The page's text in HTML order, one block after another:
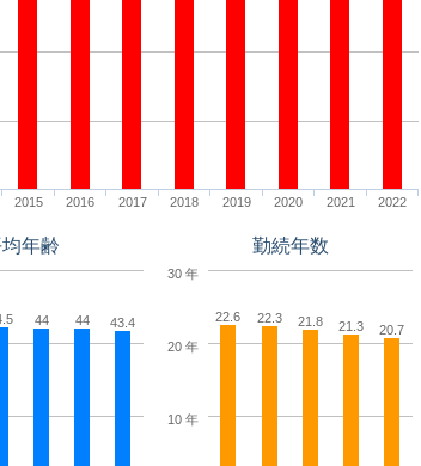
2015 2016 2017 2018 2019 2020 2021 2022
年齢
44 44 43.4
勤続年数
22.6 22.3 21.8 21.3 20.7
10 年
20 年
30 年